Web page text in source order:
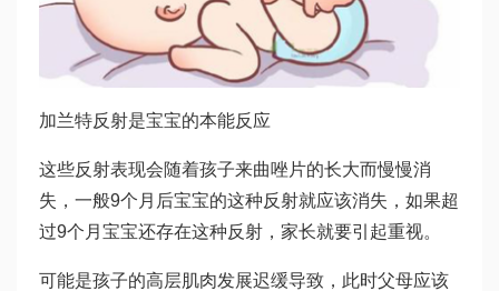
加兰特反射是宝宝的本能反应
这些反射表现会随着孩子来曲唑片的长大而慢慢消
失，一般9个月后宝宝的这种反射就应该消失，如果超
过9个月宝宝还存在这种反射，家长就要引起重视。
可能是孩子的高层肌肉发展迟缓导致，此时父母应该